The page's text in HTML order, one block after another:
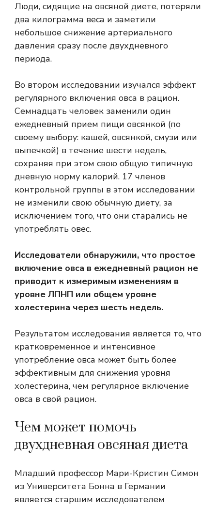
Люди, сидящие на овсяной диете, потеряли
два килограмма веса и заметили
небольшое снижение артериального
давления сразу после двухдневного
периода.
Во втором исследовании изучался эффект
регулярного включения овса в рацион.
Семнадцать человек заменили один
ежедневный прием пищи овсянкой (по
своему выбору: кашей, овсянкой, смузи или
выпечкой) в течение шести недель,
сохраняя при этом свою общую типичную
дневную норму калорий. 17 членов
контрольной группы в этом исследовании
не изменили свою обычную диету, за
исключением того, что они старались не
употреблять овес.
Исследователи обнаружили, что простое
включение овса в ежедневный рацион не
приводит к измеримым изменениям в
уровне ЛПНП или общем уровне
холестерина через шесть недель.
Результатом исследования является то, что
кратковременное и интенсивное
употребление овса может быть более
эффективным для снижения уровня
холестерина, чем регулярное включение
овса в свой рацион.
Чем может помочь
двухдневная овсяная диета
Младший профессор Мари-Кристин Симон
из Университета Бонна в Германии
является старшим исследователем